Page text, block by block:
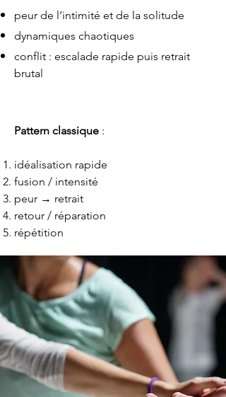
peur de l’intimité et de la solitude
dynamiques chaotiques
conflit : escalade rapide puis retrait
brutal
Pattern classique :
idéalisation rapide
fusion / intensité
peur → retrait
retour / réparation
répétition